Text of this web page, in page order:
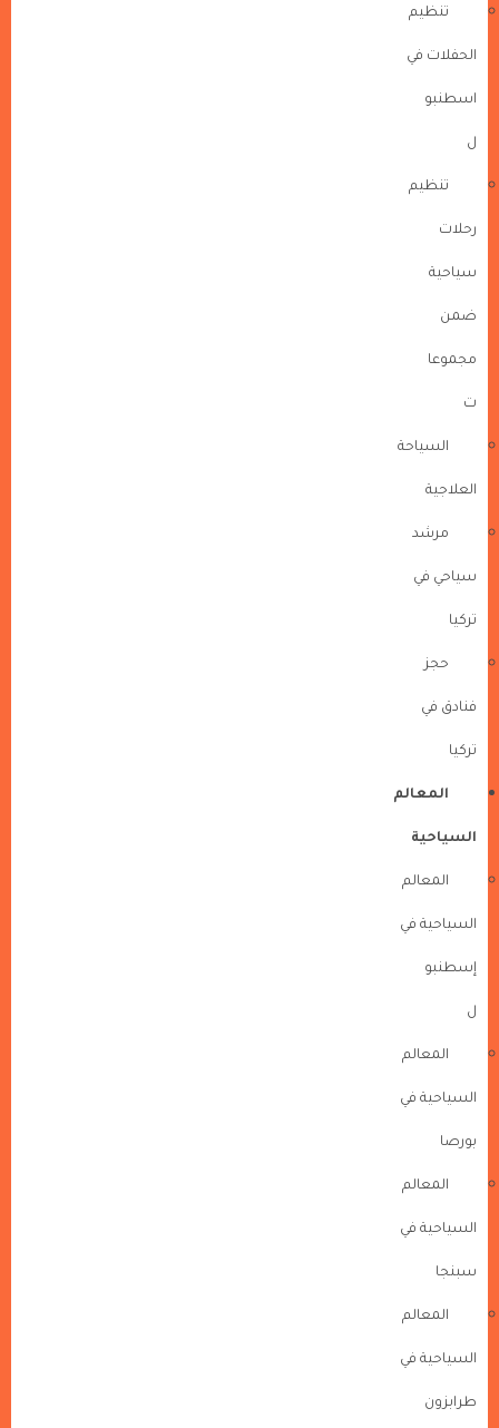
تنظيم
الحفلات في
اسطنبو
ل
تنظيم
رحلات
سياحية
ضمن
مجموعا
ت
السياحة
العلاجية
مرشد
سياحي في
تركيا
حجز
فنادق في
تركيا
المعالم
السياحية
المعالم
السياحية في
إسطنبو
ل
المعالم
السياحية في
بورصا
المعالم
السياحية في
سبنجا
المعالم
السياحية في
طرابزون